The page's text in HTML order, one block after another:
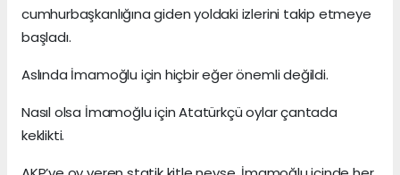
cumhurbaşkanlığına giden yoldaki izlerini takip etmeye
başladı.
Aslında İmamoğlu için hiçbir eğer önemli değildi.
Nasıl olsa İmamoğlu için Atatürkçü oylar çantada
keklikti.